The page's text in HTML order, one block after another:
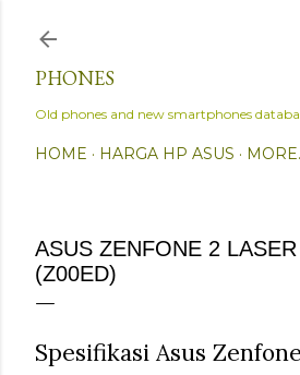
PHONES
Old phones and new smartphones
HOME HARGA HP ASUS
ASUS ZENFONE 2
(Z00ED)
Spesifikasi Asus